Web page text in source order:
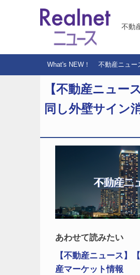
不動
What's NEW！ 不動産ニュー
【不動産ニュー
同し外壁サイン
あわせて読みたい
【不動産ニュース】
産マーケット情報